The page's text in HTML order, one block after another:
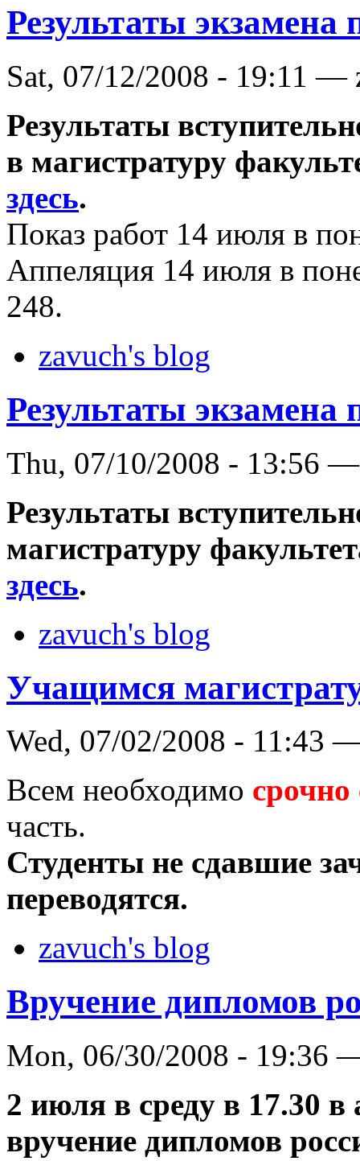
Результаты
Sat, 07/12/2008 - 19:11 —
Результаты
в магистратуру
здесь.
Показ работ 14 июля в
Аппеляция 14 июля в
248.
zavuch's blog
Результаты экзамена
Thu, 07/10/2008 - 13:56
Результаты
магистратуру
здесь.
zavuch's blog
Учащимся
Wed, 07/02/2008 - 11:43
Всем необходимо срочно
часть.
Студенты не сдавшие
переводятся.
zavuch's blog
Вручение дипломов
Mon, 06/30/2008 - 19:36
2 июля в среду в 17.30 в
вручение дипломов